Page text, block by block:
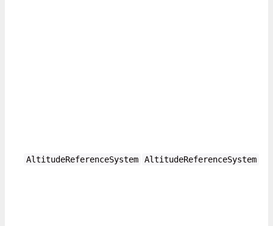
AltitudeReferenceSystem AltitudeReferenceSystem